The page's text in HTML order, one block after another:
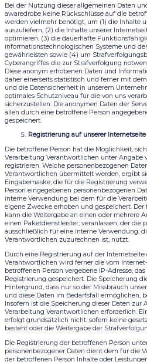
Bei der Nutzung dieser allgemeinen Daten
awaredrobe keine Rückschlüsse auf die
werden vielmehr benötigt, um (1) die Inhalte
auszuliefern, (2) die Inhalte unserer
optimieren, (3) die dauerhafte
informationstechnologischen Systeme und
gewährleisten sowie (4) um
Cyberangriffes die zur Strafverfolgung
Diese anonym erhobenen Daten und
daher einerseits statistisch und ferner mit
und die Datensicherheit in unserem
optimales Schutzniveau für die von uns
sicherzustellen. Die anonymen Daten der
allen durch eine betroffene Person
gespeichert.
Registrierung auf unserer Internetseite
Die betroffene Person hat die Möglichkeit,
Verarbeitung Verantwortlichen unter Angabe
registrieren. Welche personenbezogenen
Verantwortlichen übermittelt werden, ergibt
Eingabemaske, die für die Registrierung
Person eingegebenen personenbezogenen
interne Verwendung bei dem für die
eigene Zwecke erhoben und gespeichert.
kann die Weitergabe an einen oder mehrere
einen Paketdienstleister, veranlassen, der die
ausschließlich für eine interne Verwendung,
Verantwortlichen zuzurechnen ist, nutzt.
Durch eine Registrierung auf der
Verantwortlichen wird ferner die vom
betroffenen Person vergebene IP-Adresse,
Registrierung gespeichert. Die Speicherung
Hintergrund, dass nur so der Missbrauch
und diese Daten im Bedarfsfall ermöglichen,
Insofern ist die Speicherung dieser Daten zur
Verarbeitung Verantwortlichen erforderlich.
erfolgt grundsätzlich nicht, sofern keine
besteht oder die Weitergabe der
Die Registrierung der betroffenen Person
personenbezogener Daten dient dem für die
der betroffenen Person Inhalte oder